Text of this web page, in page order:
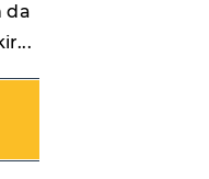
da